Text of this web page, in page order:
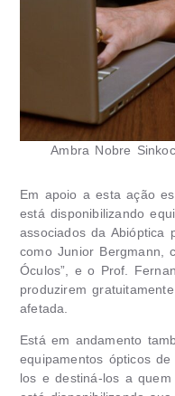
Ambra Nobre
Em apoio a esta ação
está disponibilizando
associados da Abióptica
como Junior Bergmann,
Óculos”, e o Prof.
produzirem
afetada.
Está em andamento
equipamentos ópticos
los e destiná-los a